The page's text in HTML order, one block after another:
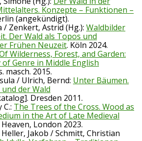
Konzepte – Funktionen –
(angekündigt).
/ Zenkert, Astrid (Hg.): Waldbilder
Der Wald als Topos und
Frühen Neuzeit. Köln 2024.
Wilderness, Forest, and Garden:
Genre in Middle English
masch. 2015.
/ Ulrich, Bernd: Unter Bäumen.
der Wald
Dresden 2011.
The Trees of the Cross. Wood as
in the Art of Late Medieval
London 2023.
Jakob / Schmitt, Christian